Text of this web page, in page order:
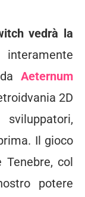
vedrà la
Aeternum
2D
Il gioco
col
potere